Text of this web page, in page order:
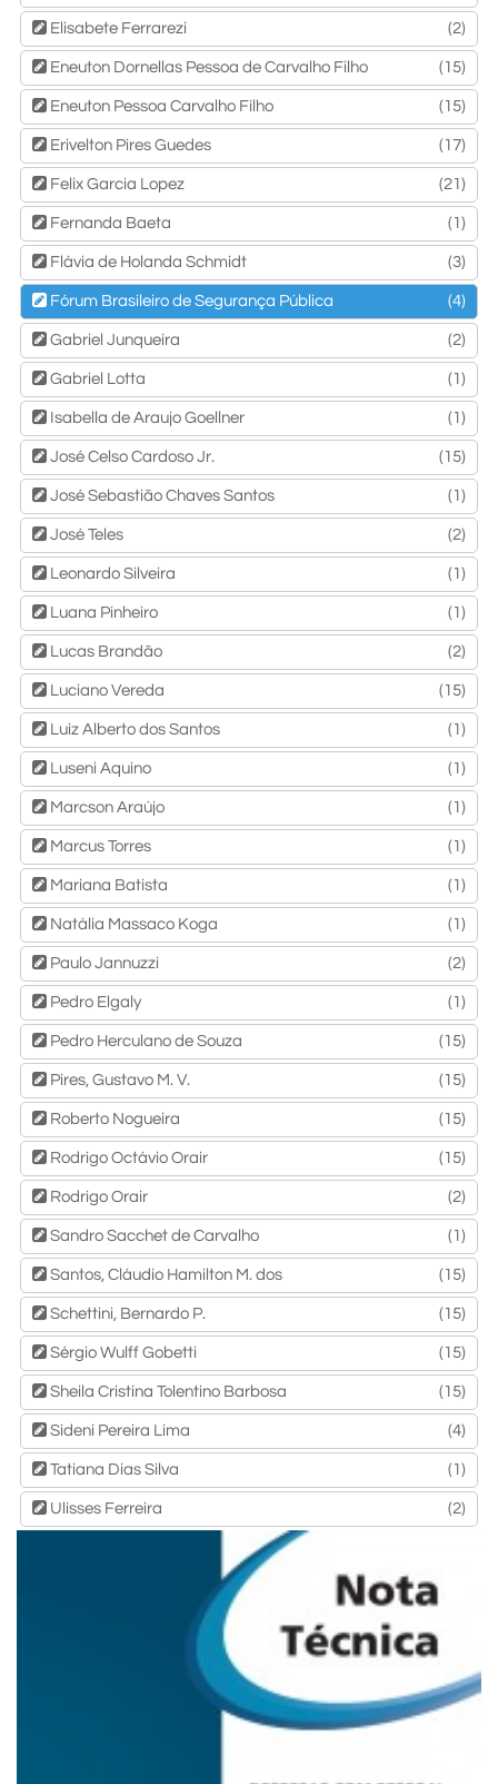
Elisabete Ferrarezi (2)
Eneuton Dornellas Pessoa de Carvalho Filho (15)
Eneuton Pessoa Carvalho Filho (15)
Erivelton Pires Guedes (17)
Felix Garcia Lopez (21)
Fernanda Baeta (1)
Flávia de Holanda Schmidt (3)
Fórum Brasileiro de Segurança Pública (4)
Gabriel Junqueira (2)
Gabriel Lotta (1)
Isabella de Araujo Goellner (1)
José Celso Cardoso Jr. (15)
José Sebastião Chaves Santos (1)
José Teles (2)
Leonardo Silveira (1)
Luana Pinheiro (1)
Lucas Brandão (2)
Luciano Vereda (15)
Luiz Alberto dos Santos (1)
Luseni Aquino (1)
Marcson Araújo (1)
Marcus Torres (1)
Mariana Batista (1)
Natália Massaco Koga (1)
Paulo Jannuzzi (2)
Pedro Elgaly (1)
Pedro Herculano de Souza (15)
Pires, Gustavo M. V. (15)
Roberto Nogueira (15)
Rodrigo Octávio Orair (15)
Rodrigo Orair (2)
Sandro Sacchet de Carvalho (1)
Santos, Cláudio Hamilton M. dos (15)
Schettini, Bernardo P. (15)
Sérgio Wulff Gobetti (15)
Sheila Cristina Tolentino Barbosa (15)
Sideni Pereira Lima (4)
Tatiana Dias Silva (1)
Ulisses Ferreira (2)